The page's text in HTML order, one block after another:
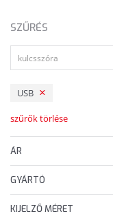
SZŰRÉS
USB
szűrők törlése
ÁR
GYÁRTÓ
KIJELZŐ MÉRET